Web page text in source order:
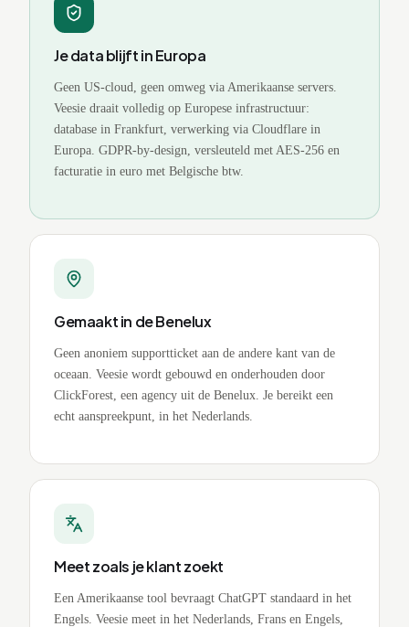
Je data blijft in Europa
Geen US-cloud, geen omweg via Amerikaanse servers.
Veesie draait volledig op Europese infrastructuur:
database in Frankfurt, verwerking via Cloudflare in
Europa. GDPR-by-design, versleuteld met AES-256 en
facturatie in euro met Belgische btw.
Gemaakt in de Benelux
Geen anoniem supportticket aan de andere kant van de
oceaan. Veesie wordt gebouwd en onderhouden door
ClickForest, een agency uit de Benelux. Je bereikt een
echt aanspreekpunt, in het Nederlands.
Meet zoals je klant zoekt
Een Amerikaanse tool bevraagt ChatGPT standaard in het
Engels. Veesie meet in het Nederlands, Frans en Engels,